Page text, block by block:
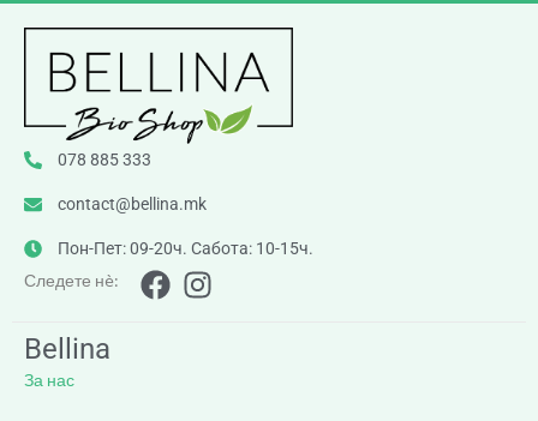
078 885 333
contact@bellina.mk
Пон-Пет: 09-20ч. Сабота: 10-15ч.
Следете нè:
Bellina
За нас